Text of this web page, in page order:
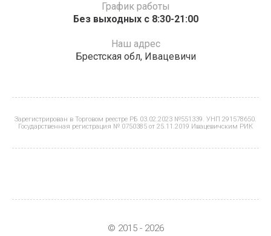
График работы
Без выходных с 8:30-21:00
Наш адрес
Брестская обл, Ивацевичи
Зарегистрирован в Торговом реестре РБ 03.02.2023 №551339. УНП 291578650.
Государственная регистрация № 0750385 от 25.11.2019 Ивацевичским РИК
© 2015 - 2026